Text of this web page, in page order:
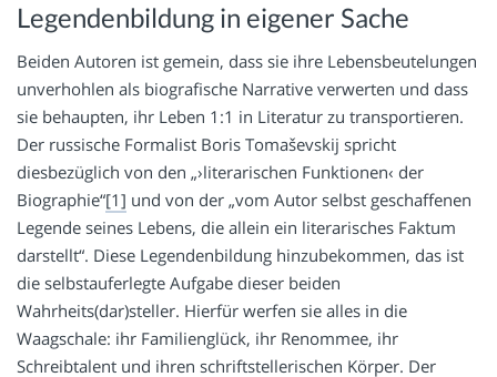
Legendenbildung in eigener Sache
Beiden Autoren ist gemein, dass sie ihre Lebensbeutelungen
unverhohlen als biografische Narrative verwerten und dass
sie behaupten, ihr Leben 1:1 in Literatur zu transportieren.
Der russische Formalist Boris Toma­ševskij spricht
diesbezüglich von den „›literarischen Funktionen‹ der
Biographie“[1] und von der „vom Autor selbst geschaffenen
Legende seines Lebens, die allein ein literarisches Faktum
darstellt“. Diese Legendenbildung hinzubekommen, das ist
die selbstauferlegte Aufgabe dieser beiden
Wahrheits(dar)steller. Hierfür werfen sie alles in die
Waagschale: ihr Familienglück, ihr Renommee, ihr
Schreibtalent und ihren schriftstellerischen Körper. Der